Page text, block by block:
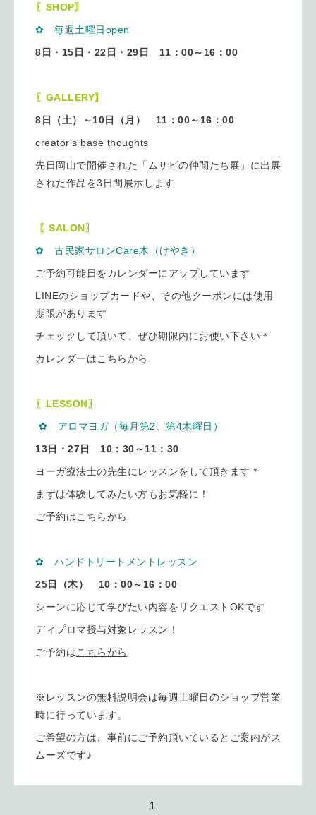
〖SHOP〗
✿ 毎週土曜日open
8日・15日・22日・29日 11：00～16：00
〖GALLERY〗
8日（土）～10日（月） 11：00～16：00
creator's base thoughts
先日岡山で開催された「ムサビの仲間たち展」に出展
された作品を3日間展示します
〖SALON〗
✿ 古民家サロンCare木（けやき）
ご予約可能日をカレンダーにアップしています
LINEのショップカードや、その他クーポンには使用
期限があります
チェックして頂いて、ぜひ期限内にお使い下さい＊
カレンダーはこちらから
〖LESSON〗
✿ アロマヨガ（毎月第2、第4木曜日）
13日・27日 10：30～11：30
ヨーガ療法士の先生にレッスンをして頂きます＊
まずは体験してみたい方もお気軽に！
ご予約はこちらから
✿ ハンドトリートメントレッスン
25日（木） 10：00～16：00
シーンに応じて学びたい内容をリクエストOKです
ディプロマ授与対象レッスン！
ご予約はこちらから
※レッスンの無料説明会は毎週土曜日のショップ営業
時に行っています。
ご希望の方は、事前にご予約頂いているとご案内がス
ムーズです♪
1